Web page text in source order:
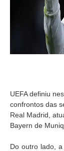
UEFA definiu
confrontos das
Real Madrid,
Bayern de
Do outro lado,